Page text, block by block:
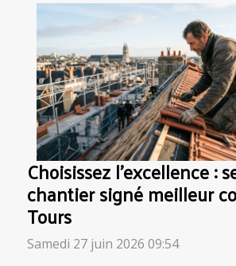
Choisissez l’excellence :
chantier signé meilleur
Tours
Samedi 27 juin 2026 09:54